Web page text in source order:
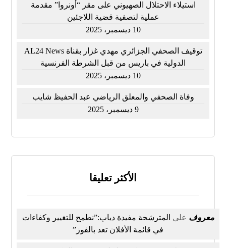
استيلاء الاحتلال الصهيوني على مقر “أونروا” مقدمة
عملية لتصفية قضية اللاجئين
10 ديسمبر، 2025
توقيف الصحفي الجزائري مهدي غزار بقناة AL24 News
الدولية في باريس من قبل الشرطة الفرنسية
10 ديسمبر، 2025
وفاة الصحفي والمعلق الرياضي عبد الحفيظ شايب
9 ديسمبر، 2025
الأكثر تعليقا
معروف على المترشحة مفيدة دياب:”نطمح للتغيير وكفاءات
في قائمة الأفلان تعد بالفوز”